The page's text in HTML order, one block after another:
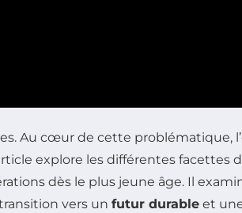
Au cœur de cette problématique,
explore les différentes facettes
dès le plus jeune âge. Il
vers un futur durable et